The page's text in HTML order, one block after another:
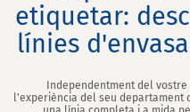
etiquetar:
línies
Independentment del
l'experiència del seu departament